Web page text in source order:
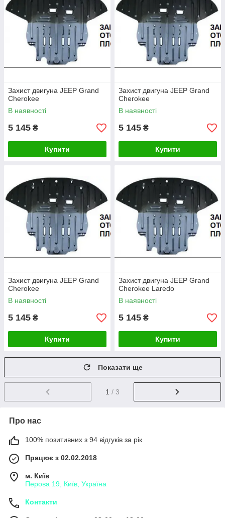
Захист двигуна JEEP Grand
Cherokee
В наявності
5 145 ₴
Купити
Захист двигуна JEEP Grand
Cherokee
В наявності
5 145 ₴
Купити
Захист двигуна JEEP Grand
Cherokee
В наявності
5 145 ₴
Купити
Захист двигуна JEEP Grand
Cherokee Laredo
В наявності
5 145 ₴
Купити
Показати ще
1 / 3
Про нас
100% позитивних з 94 відгуків за рік
Працює з 02.02.2018
м. Київ
Перова 19, Київ, Україна
Контакти